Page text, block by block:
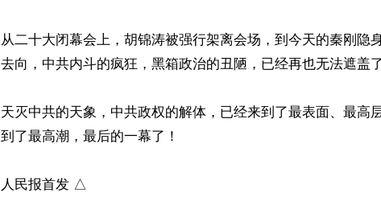
从二十大闭幕会上，胡锦涛被强行架离会场，到今天的秦刚隐
去向，中共内斗的疯狂，黑箱政治的丑陋，已经再也无法遮盖
天灭中共的天象，中共政权的解体，已经来到了最表面、最高
到了最高潮，最后的一幕了！
人民报首发 △